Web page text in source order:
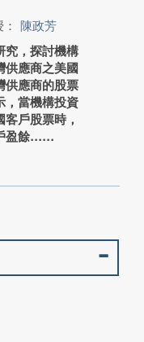
陳政芳
究，探討機構
供應商之美國
供應商的股票
，當機構投資
戶股票時，
盈餘...